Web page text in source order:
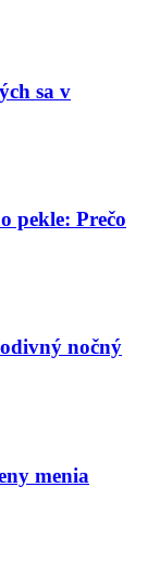
sa v
pekle: Prečo
nočný
menia